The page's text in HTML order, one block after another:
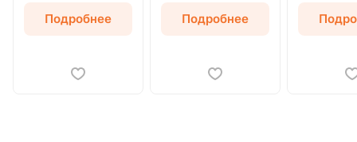
Подробнее Подробнее